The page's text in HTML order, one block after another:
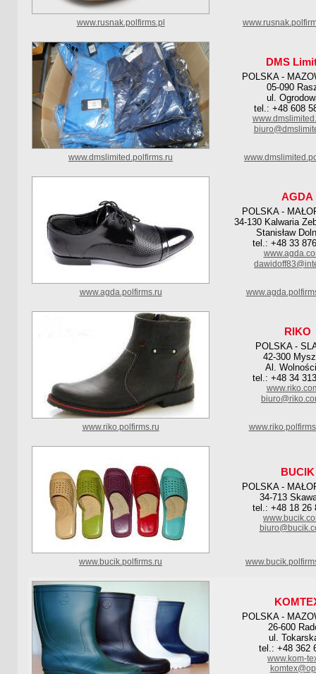
www.rusnak.polfirms.pl
DMS
POLSKA -
05-090
ul.
tel.: +48 608
www.dmslimited.polfirms.ru
AGDA
POLSKA -
34-130 Kalwaria
Stanisław
tel.: +48 33
www.agda.polfirms.ru
RIKO
POLSKA -
42-300
Al.
tel.: +48 34
www.riko.polfirms.ru
BUCIK
POLSKA -
34-713
tel.: +48 18 26
www.bucik.polfirms.ru
POLSKA -
26-600
ul.
tel.: +48 362
www.kom-